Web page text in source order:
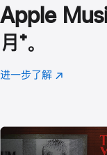
Apple
月 脚
注
⁺。
进一步了解 Apple
(在
口
中